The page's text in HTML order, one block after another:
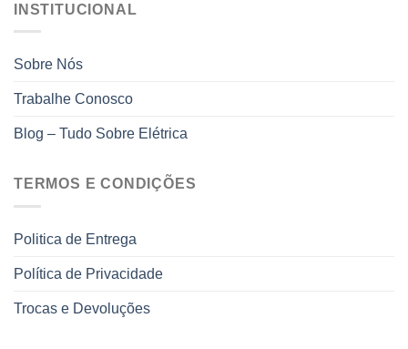
podem
ser
na
página
produto
INSTITUCIONAL
Sobre Nós
Trabalhe Conosco
Blog – Tudo Sobre Elétrica
TERMOS E CONDIÇÕES
Politica de Entrega
Política de Privacidade
Trocas e Devoluções